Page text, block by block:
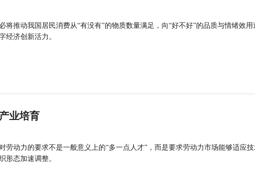
将推动我国居民消费从“有没有”的物质数量满足，向“好不好”的品质与情绪效用
经济创新活力。
业培育
劳动力的要求不是一般意义上的“多一点人才”，而是要求劳动力市场能够适应
形态加速调整。